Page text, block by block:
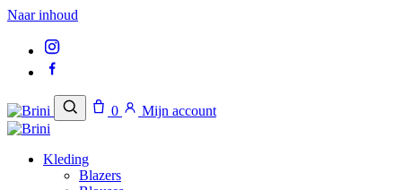
Naar inhoud
0 Mijn account
Kleding
Blazers